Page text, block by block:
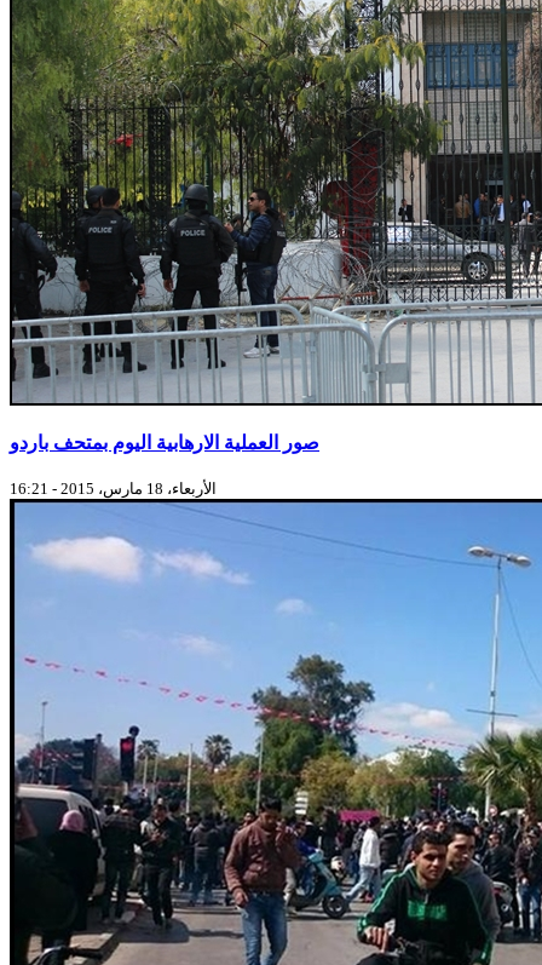
صور العملية الارهابية اليوم بمتحف باردو
الأربعاء، 18 مارس، 2015 - 16:21